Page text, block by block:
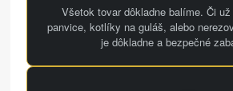
Všetok tovar dôkladne balíme. Či
panvice, kotlíky na guláš, alebo
je dôkladne a bezpečné